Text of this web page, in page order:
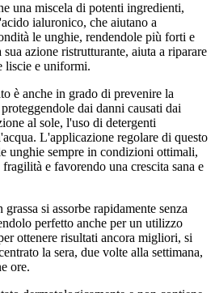
una miscela di potenti ingredienti,
ialuronico, che aiutano a
le unghie, rendendole più forti e
azione ristrutturante, aiuta a riparare
liscie e uniformi.
è anche in grado di prevenire la
dai danni causati dai
al sole, l'uso di detergenti
L'applicazione regolare di questo
unghie sempre in condizioni ottimali,
e favorendo una crescita sana e
si assorbe rapidamente senza
perfetto anche per un utilizzo
ottenere risultati ancora migliori, si
la sera, due volte alla settimana,
ore.